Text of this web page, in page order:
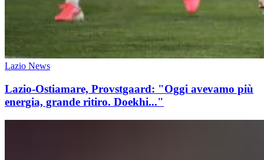
Lazio News
Lazio-Ostiamare, Provstgaard: "Oggi avevamo più
energia, grande ritiro. Doekhi..."